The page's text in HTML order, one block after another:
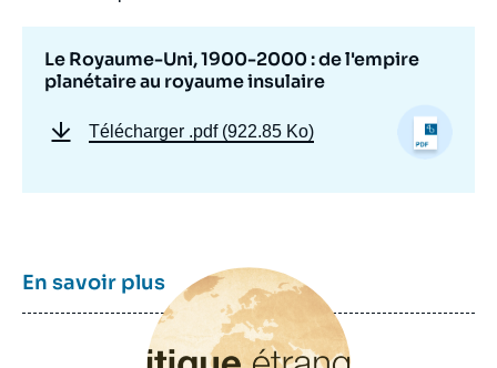
Le Royaume-Uni, 1900-2000 : de l'empire
planétaire au royaume insulaire
Télécharger .pdf (922.85 Ko)
En savoir plusImage
principale